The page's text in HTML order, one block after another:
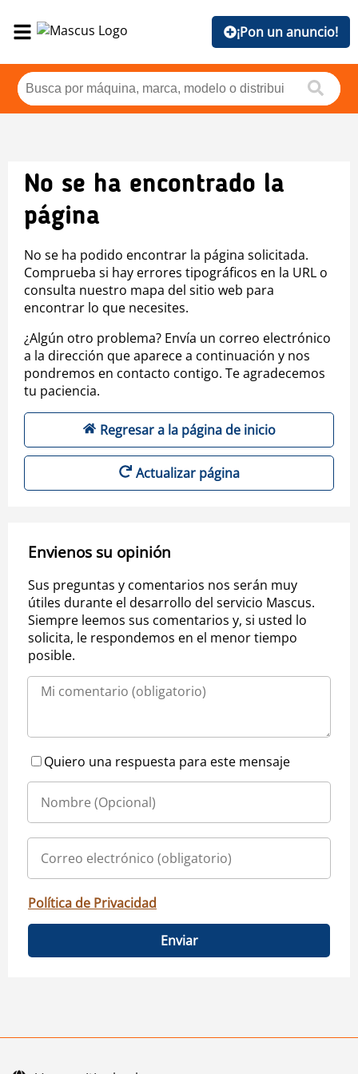
¡Pon un anuncio!
No se ha encontrado la
página
No se ha podido encontrar la página solicitada.
Comprueba si hay errores tipográficos en la URL o
consulta nuestro mapa del sitio web para
encontrar lo que necesites.
¿Algún otro problema? Envía un correo electrónico
a la dirección que aparece a continuación y nos
pondremos en contacto contigo. Te agradecemos
tu paciencia.
Regresar a la página de inicio
Actualizar página
Envienos su opinión
Sus preguntas y comentarios nos serán muy
útiles durante el desarrollo del servicio Mascus.
Siempre leemos sus comentarios y, si usted lo
solicita, le respondemos en el menor tiempo
posible.
Quiero una respuesta para este mensaje
Política de Privacidad
Enviar